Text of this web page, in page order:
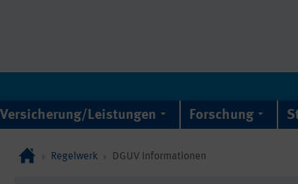
Versicherung/Leistungen Forschung
Regelwerk DGUV Informationen